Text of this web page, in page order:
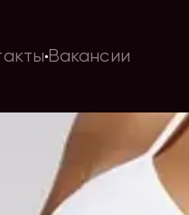
Вакансии